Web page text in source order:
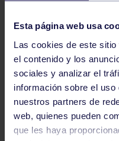
Esta página web usa
Las cookies de este
el contenido y los
sociales y analizar el
información sobre el
nuestros partners de
web, quienes pueden
que les haya
NOTICIAS